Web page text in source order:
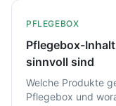
PFLEGEBOX
Pflegebox-
sinnvoll sind
Welche Produkte
Pflegebox und